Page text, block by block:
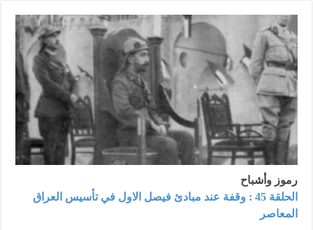
رموز وأشباح
الحلقة 45 : وقفة عند مبادئ فيصل الاول في تأسيس العراق
المعاصر